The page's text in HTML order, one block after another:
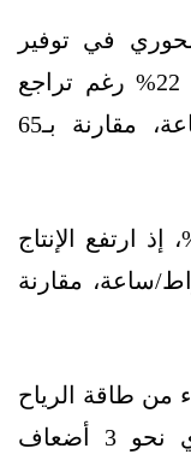
في توفير
، محتفظة بنسبة 22% رغم تراجع
الإنتاج قليلًا إلى 63 تيراواط/ساعة، مقارنة بـ65
الطاقة الشمسية بنسبة 21%، إذ ارتفع الإنتاج
الماضي إلى 58 تيراواط/ساعة، مقارنة
من طاقة الرياح
والطاقة الشمسية معًا 43%، أي نحو 3 أضعاف